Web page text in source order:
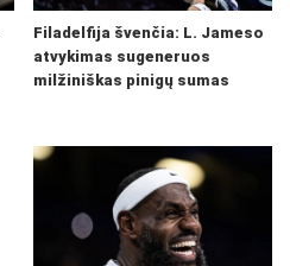
Filadelfija švenčia: L. Jameso
atvykimas sugeneruos
milžiniškas pinigų sumas